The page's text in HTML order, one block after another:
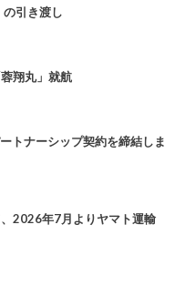
引き渡し
翔丸」就航
トナーシップ契約を締結しま
、2026年7月よりヤマト運輸